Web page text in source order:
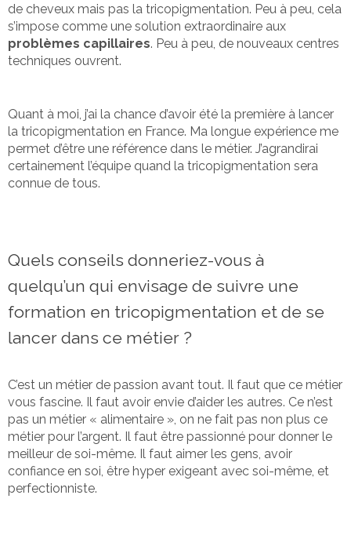
de cheveux mais pas la tricopigmentation. Peu à peu, cela
s’impose comme une solution extraordinaire aux
problèmes capillaires. Peu à peu, de nouveaux centres
techniques ouvrent.
Quant à moi, j’ai la chance d’avoir été la première à lancer
la tricopigmentation en France. Ma longue expérience me
permet d’être une référence dans le métier. J’agrandirai
certainement l’équipe quand la tricopigmentation sera
connue de tous.
Quels conseils donneriez-vous à
quelqu’un qui envisage de suivre une
formation en tricopigmentation et de se
lancer dans ce métier ?
C’est un métier de passion avant tout. Il faut que ce métier
vous fascine. Il faut avoir envie d’aider les autres. Ce n’est
pas un métier « alimentaire », on ne fait pas non plus ce
métier pour l’argent. Il faut être passionné pour donner le
meilleur de soi-même. Il faut aimer les gens, avoir
confiance en soi, être hyper exigeant avec soi-même, et
perfectionniste.